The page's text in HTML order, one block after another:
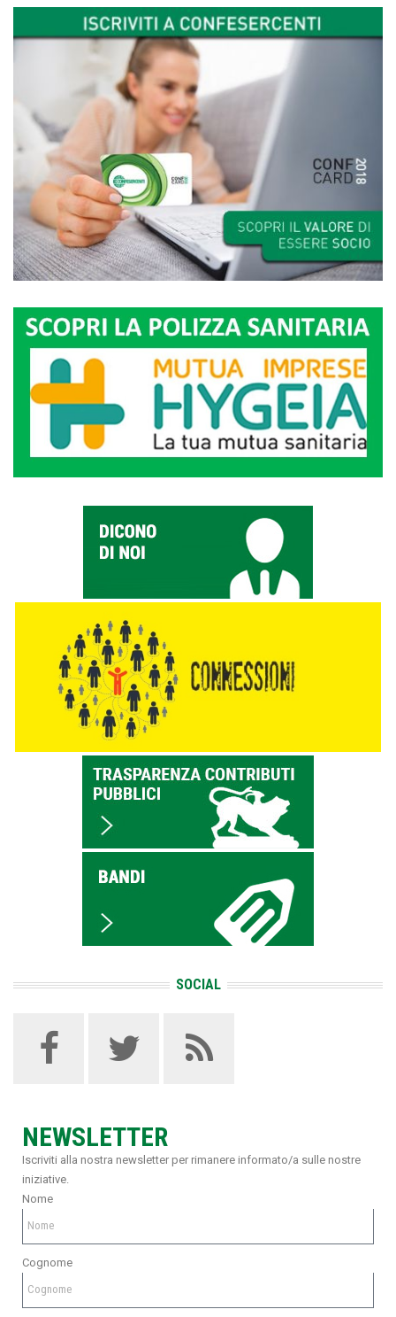
SOCIAL
NEWSLETTER
Iscriviti alla nostra newsletter per rimanere informato/a sulle nostre
iniziative.
Nome
Cognome